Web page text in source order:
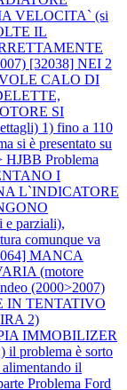
VELOCITA` (si
IL
[32038] NEI 2
CALO DI
SI
1) fino a 110
si è presentato su
HJBB Problema
I
L`INDICATORE
parziali),
comunque va
MANCA
(motore
(2000>2007)
IN TENTATIVO
2)
IMMOBILIZER
il problema è sorto
il
Problema Ford